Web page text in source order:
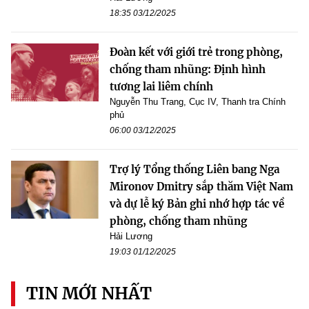
18:35 03/12/2025
Đoàn kết với giới trẻ trong phòng,
chống tham nhũng: Định hình
tương lai liêm chính
Nguyễn Thu Trang, Cục IV, Thanh tra Chính
phủ
06:00 03/12/2025
Trợ lý Tổng thống Liên bang Nga
Mironov Dmitry sắp thăm Việt Nam
và dự lễ ký Bản ghi nhớ hợp tác về
phòng, chống tham nhũng
Hải Lương
19:03 01/12/2025
TIN MỚI NHẤT